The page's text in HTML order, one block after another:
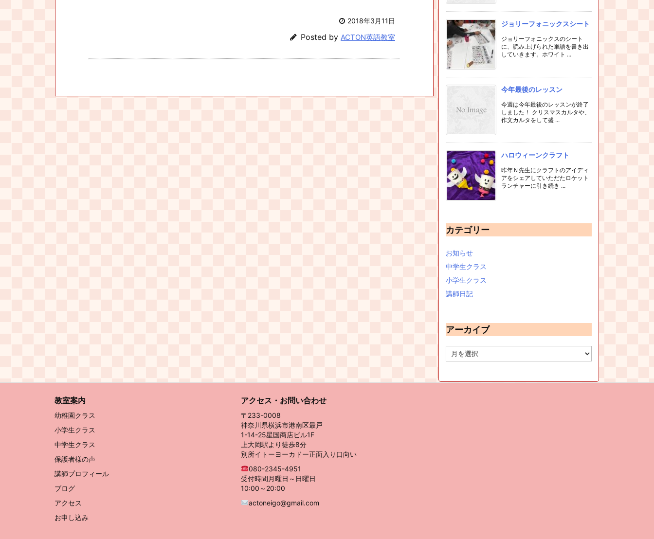
2018年3月11日
Posted by ACTON英語教室
ジョリーフォニックスシート
ジョリーフォニックスのシート
に、読み上げられた単語を書き出
していきます。ホワイト ...
今年最後のレッスン
今週は今年最後のレッスンが終了
しました！ クリスマスカルタや、
作文カルタをして盛 ...
ハロウィーンクラフト
昨年Ｎ先生にクラフトのアイディ
アをシェアしていただたロケット
ランチャーに引き続き ...
カテゴリー
お知らせ
中学生クラス
小学生クラス
講師日記
アーカイブ
ー
教室案内
幼稚園クラス
小学生クラス
中学生クラス
保護者様の声
講師プロフィール
ブログ
アクセス
お申し込み
アクセス・お問い合わせ
〒233-0008
神奈川県横浜市港南区最戸
1-14-25星国商店ビル1F
上大岡駅より徒歩8分
別所イトーヨーカドー正面入り口向い
080-2345-4951
受付時間月曜日～日曜日
10:00～20:00
actoneigo@gmail.com